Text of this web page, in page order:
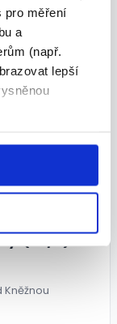
pro měření
a
(např.
lepší
(m/ž)
Kněžnou